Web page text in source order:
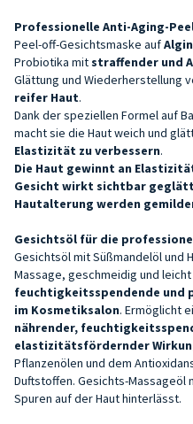
Professionelle Anti-Aging-
Peel-off-Gesichtsmaske auf
Probiotika mitstraffender und
Glättung und Wiederherstellung
reifer Haut.
Dank der speziellen Formel auf
macht sie die Haut weich und
Elastizität zu verbessern.
Die Haut gewinnt an
Gesicht wirkt sichtbar
Hautalterung werden
Gesichtsöl für die
Gesichtsöl mit Süßmandelöl und
Massage, geschmeidig und
feuchtigkeitsspendende und
im Kosmetiksalon. Ermöglicht
nährender,
elastizitätsfördernder
Pflanzenölen und dem
Duftstoffen. Gesichts-Massageöl
Spuren auf der Haut hinterlässt.